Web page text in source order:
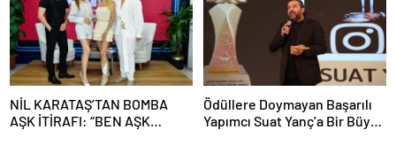
NİL KARATAŞ’TAN BOMBA
AŞK İTİRAFI: “BEN AŞK
Ödüllere Doymayan Başarılı
Yapımcı Suat Yanç’a Bir Büyük